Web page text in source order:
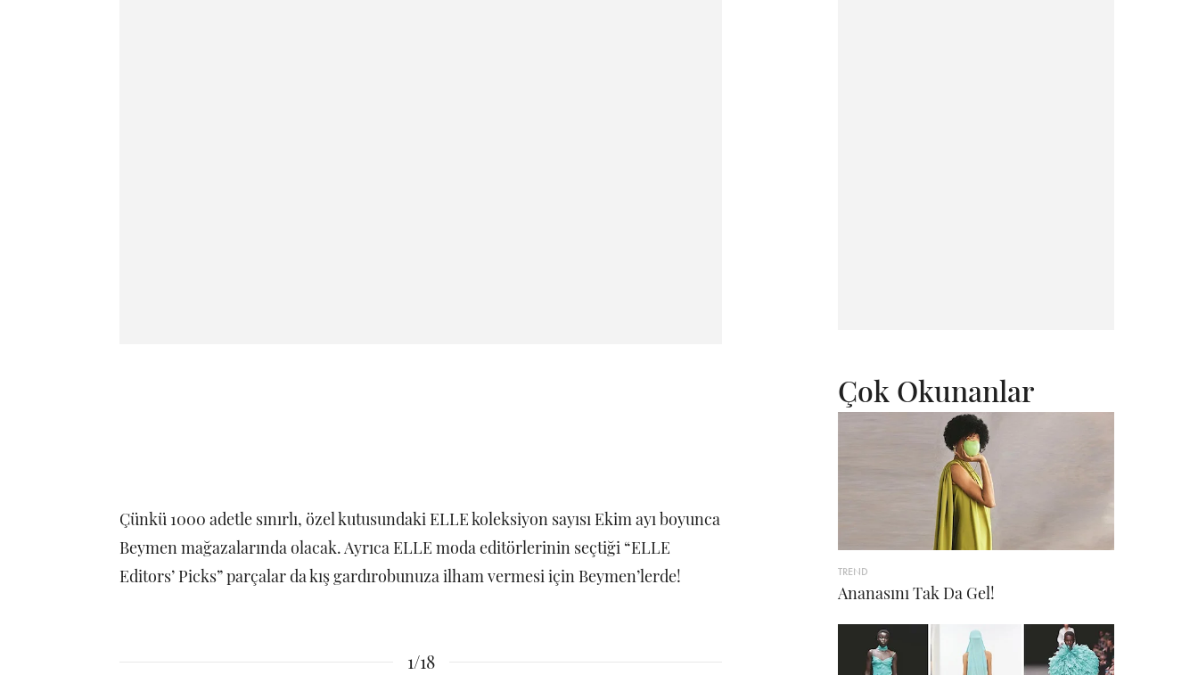
Çünkü 1000 adetle sınırlı, özel kutusundaki ELLE koleksiyon sayısı Ekim ayı boyunca
Beymen mağazalarında olacak. Ayrıca ELLE moda editörlerinin seçtiği “ELLE
Editors’ Picks” parçalar da kış gardırobunuza ilham vermesi için Beymen’lerde!
1/18
Çok Okunanlar
TREND
Ananasını Tak Da Gel!